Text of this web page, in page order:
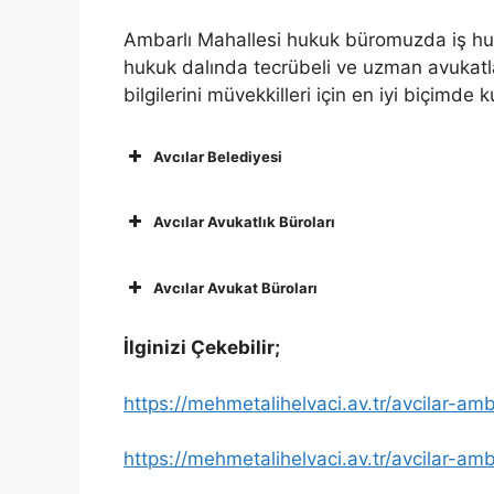
Ambarlı Mahallesi hukuk büromuzda iş
hukuk dalında tecrübeli ve uzman
bilgilerini müvekkilleri için en iyi biçimde
Avcılar Belediyesi
Avcılar Avukatlık Büroları
Avcılar Avukat Büroları
İlginizi Çekebilir;
https://mehmetalihelvaci.av.tr/avcilar-
https://mehmetalihelvaci.av.tr/avcilar-